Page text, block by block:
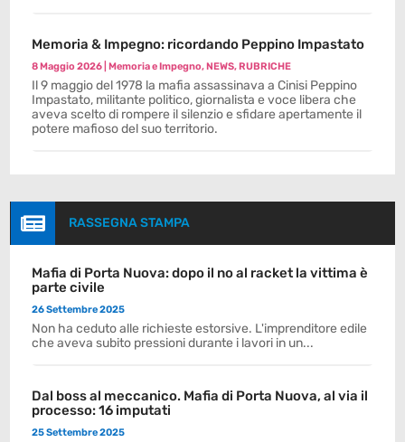
Memoria & Impegno: ricordando Peppino Impastato
8 Maggio 2026 |Memoria e Impegno,NEWS,RUBRICHE
Il 9 maggio del 1978 la mafia assassinava a Cinisi Peppino
Impastato, militante politico, giornalista e voce libera che
aveva scelto di rompere il silenzio e sfidare apertamente il
potere mafioso del suo territorio.
 RASSEGNA STAMPA
Mafia di Porta Nuova: dopo il no al racket la vittima è
parte civile
26 Settembre 2025
Non ha ceduto alle richieste estorsive. L'imprenditore edile
che aveva subito pressioni durante i lavori in un...
Dal boss al meccanico. Mafia di Porta Nuova, al via il
processo: 16 imputati
25 Settembre 2025